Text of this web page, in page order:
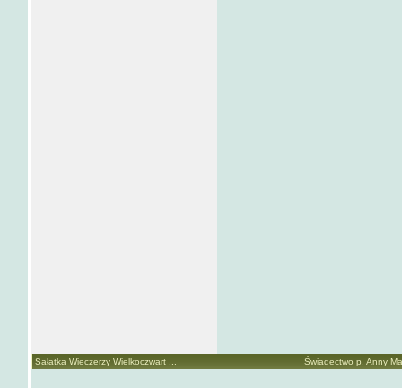
Sałatka Wieczerzy Wielkoczwart ... Świadectwo p. Anny